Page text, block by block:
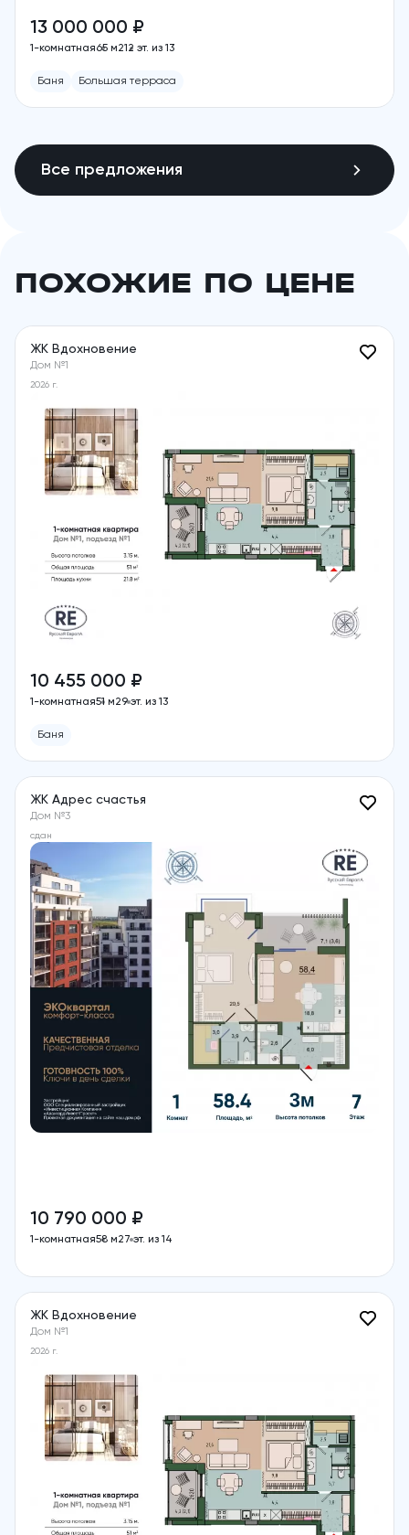
13 000 000 ₽
1-комнатная65 м212 эт. из 13
Баня Большая терраса
Все предложения
ПОХОЖИЕ ПО ЦЕНЕ
ЖК Вдохновение
Дом №1
2026 г.
10 455 000 ₽
1-комнатная51 м29 эт. из 13
Баня
ЖК Адрес счастья
Дом №3
сдан
10 790 000 ₽
1-комнатная58 м27 эт. из 14
ЖК Вдохновение
Дом №1
2026 г.